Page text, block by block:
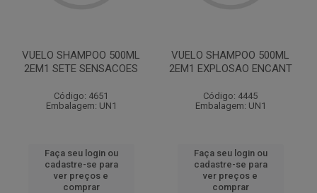
VUELO SHAMPOO 500ML
2EM1 SETE SENSACOES
Código: 4651
Embalagem: UN1
Faça seu login ou
cadastre-se para
ver preços e
comprar
VUELO SHAMPOO 500ML
2EM1 EXPLOSAO ENCANT
Código: 4445
Embalagem: UN1
Faça seu login ou
cadastre-se para
ver preços e
comprar